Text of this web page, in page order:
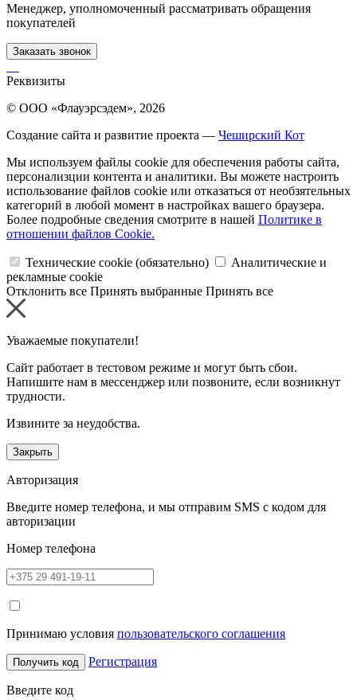
Менеджер, уполномоченный рассматривать обращения
покупателей
Заказать звонок
Реквизиты
© ООО «Флауэрсэдем», 2026
Создание сайта и развитие проекта — Чеширский Кот
Мы используем файлы cookie для обеспечения работы сайта,
персонализции контента и аналитики. Вы можете настроить
использование файлов cookie или отказаться от необзятельных
категорий в любой момент в настройках вашего браузера.
Более подробные сведения смотрите в нашей Политике в
отношении файлов Cookie.
Технические cookie (обязательно)
Аналитические и
рекламные cookie
Отклонить все Принять выбранные Принять все
Уважаемые покупатели!
Сайт работает в тестовом режиме и могут быть сбои.
Напишите нам в мессенджер или позвоните, если возникнут
трудности.
Извините за неудобства.
Закрыть
Авторизация
Введите номер телефона, и мы отправим SMS с кодом для
авторизации
Номер телефона
Принимаю условия пользовательского соглашения
Получить код Регистрация
Введите код